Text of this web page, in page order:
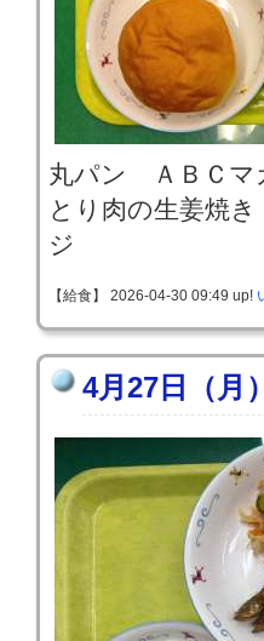
丸パン ＡＢＣマ
とり肉の生姜焼
ジ
【給食】 2026-04-30 09:49 up!
4月27日（月